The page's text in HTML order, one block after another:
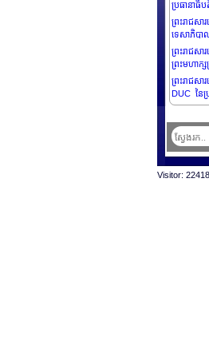
ប្រធានាធិ
ព្រះរាជសា
ទេសាភិបា
ព្រះរាជសា
ព្រះមហាក្ស
ព្រះរាជសា
DUC នៃ
JR. ប្រធា
ព្រះរាជសា
នៃសហព័ន្ធ
Visitor: